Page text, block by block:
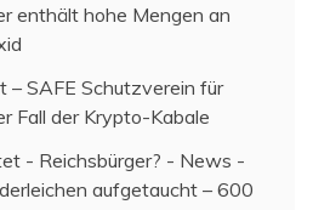
enthält hohe Mengen an
SAFE Schutzverein für
Fall der Krypto-Kabale
- Reichsbürger? - News -
aufgetaucht – 600